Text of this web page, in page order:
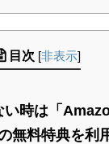
目次 [非表示]
時は「
無料特典を利